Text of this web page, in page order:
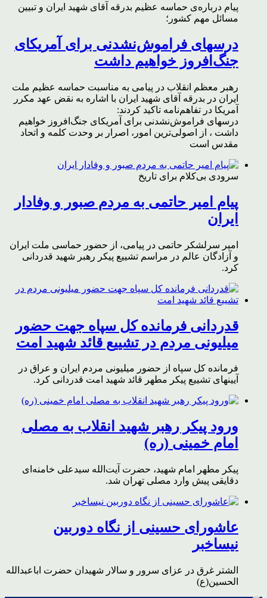
پیام درباره‌ی حماسه عظیم بدرقه آقای شهید ایران و تبیین
مسائل مهم کشور؛
درسهای فراموش‌نشدنی برای آمریکای
جنگ‌افروز خواهیم داشت
رهبر معظم انقلاب در پیامی به مناسبت حماسه عظیم ملت
ایران در بدرقه آقای شهید ایران با اشاره به نقض عهد مکرر
آمریکا در تفاهم‌نامه تاکید کردند:
درسهای فراموش‌نشدنی برای آمریکای جنگ‌افروز خواهیم
داشت ، از اصولی‌ترین امور، اصرار بر وحدت کلمه و اتحاد
مقدس است
سرودی بی‌کلام برای تاریخ
پیام امیر حاتمی به مردم صبور و وفادار
ایران
امیر سرلشکر حاتمی در پیامی، از حضور حماسی ملت ایران
و آزادگان عالم در مراسم تشییع پیکر رهبر شهید قدردانی
کرد.
قدردانی فرمانده کل سپاه جهت حضور
میلیونی مردم در تشییع قائد شهید امت
فرمانده کل سپاه از حضور میلیونی مردم ایران و عراق در
آیینهای تشییع پیکر مطهر قائد شهید امت قدردانی کرد.
ورود پیکر رهبر شهید انقلاب به مصلی
امام خمینی (ره)
پیکر مطهر امام شهید،‌ حضرت آیت‌الله سیدعلی خامنه‌ای
دقایقی پیش وارد مصلی تهران شد.
عاشورای حسینی از نگاه دوربین
نیساخبر
الشتر غرق در عزای سرور و سالار شهیدان حضرت اباعبدالله
الحسین(ع)